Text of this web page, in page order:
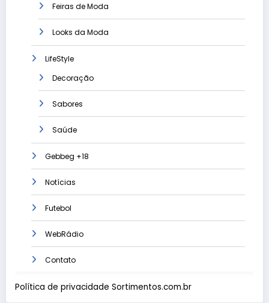
Feiras de Moda
Looks da Moda
LifeStyle
Decoração
Sabores
Saúde
Gebbeg +18
Notícias
Futebol
WebRádio
Contato
Política de privacidade Sortimentos.com.br